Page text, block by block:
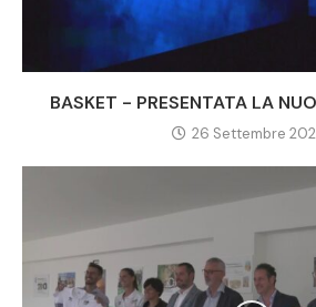
BASKET - PRESENTATA LA
26 Settembre